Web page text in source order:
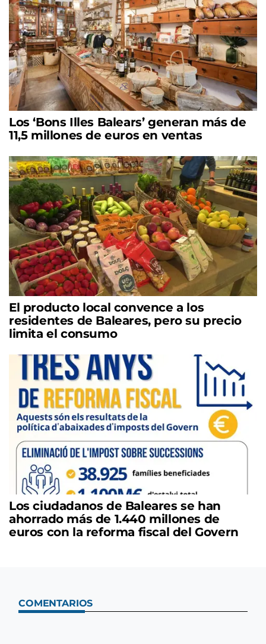
Los ‘Bons Illes Balears’ generan más de
11,5 millones de euros en ventas
El producto local convence a los
residentes de Baleares, pero su precio
limita el consumo
Los ciudadanos de Baleares se han
ahorrado más de 1.440 millones de
euros con la reforma fiscal del Govern
COMENTARIOS